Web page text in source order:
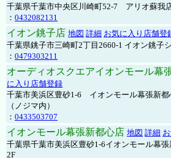
千葉県千葉市中央区川崎町52-7 アリオ蘇我
： 0432082131
イオン銚子店 地図 詳細 お気に入り店舗登
千葉県銚子市三崎町2丁目2660-1 イオン銚子
： 0479303211
オーディオスクエアイオンモール幕
に入り店舗登録
千葉市美浜区豊砂1-6 イオンモール幕張新
（ノジマ内）
： 0433503707
イオンモール幕張新都心店 地図 詳細
千葉県千葉市美浜区豊砂1-6イオンモール幕
2F